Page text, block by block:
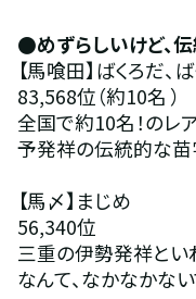
●めずらしいけど、
【馬喰田】ばくろだ、
83,568位（約10名 ）
全国で約10名！のレ
予発祥の伝統的な苗
【馬〆】まじめ
56,340位
三重の伊勢発祥とい
なんて、なかなかない